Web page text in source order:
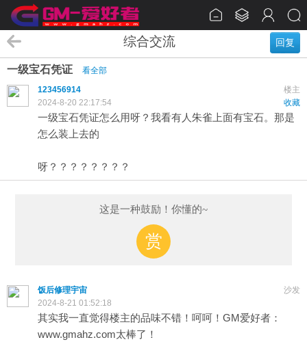
回复
综合交流
一级宝石凭证
看全部
楼主
123456914
收藏
2024-8-20 22:17:54
一级宝石凭证怎么用呀？我看有人朱雀上面有宝石。那是
怎么装上去的
呀？？？？？？？？
这是一种鼓励！你懂的~
赏
沙发
饭后修理宇宙
2024-8-21 01:52:18
其实我一直觉得楼主的品味不错！呵呵！GM爱好者：
www.gmahz.com太棒了！